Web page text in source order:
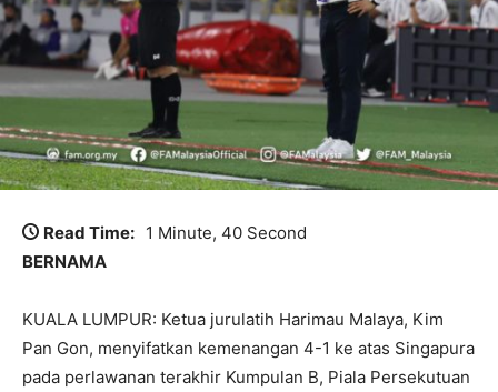
Read Time: 1 Minute, 40 Second
BERNAMA
KUALA LUMPUR: Ketua jurulatih Harimau Malaya, Kim
Pan Gon, menyifatkan kemenangan 4-1 ke atas Singapura
pada perlawanan terakhir Kumpulan B, Piala Persekutuan